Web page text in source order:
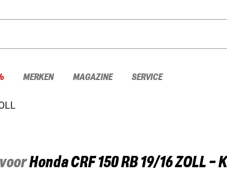
MERKEN MAGAZINE SERVICE
HondaCRF 150 RB 19/16 ZOLL -